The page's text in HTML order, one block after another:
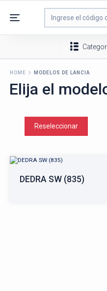
HOME MODELOS DE LANCIA
Elija el
Reseleccionar
DEDRA SW (835)